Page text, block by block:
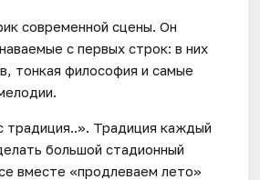
современной сцены. Он
с первых строк: в них
тонкая философия и самые
традиция..». Традиция каждый
большой стадионный
вместе «продлеваем лето»